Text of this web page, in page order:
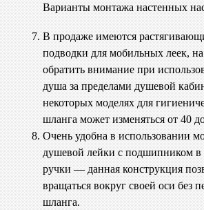
Варианты монтажа настенных
В продаже имеются
подводки для мобильных леек,
обратить внимание при
душа за пределами душевой
некоторых моделях для
шланга может изменяться от 40
Очень удобна в использовании
душевой лейки с подшипником в
ручки — данная конструкция
вращаться вокруг своей оси без
шланга.